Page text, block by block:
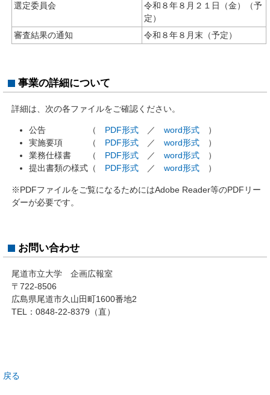
選定委員会
令和８年８月２１日（金）（予
定）
審査結果の通知
令和８年８月末（予定）
事業の詳細について
詳細は、次の各ファイルをご確認ください。
公告 （ PDF形式 ／word形式 ）
実施要項 （ PDF形式 ／word形式 ）
業務仕様書 （ PDF形式 ／word形式 ）
提出書類の様式（ PDF形式 ／word形式 ）
※PDFファイルをご覧になるためにはAdobe Reader等のPDFリー
ダーが必要です。
お問い合わせ
尾道市立大学 企画広報室
〒722-8506
広島県尾道市久山田町1600番地2
TEL：0848-22-8379（直）
戻る